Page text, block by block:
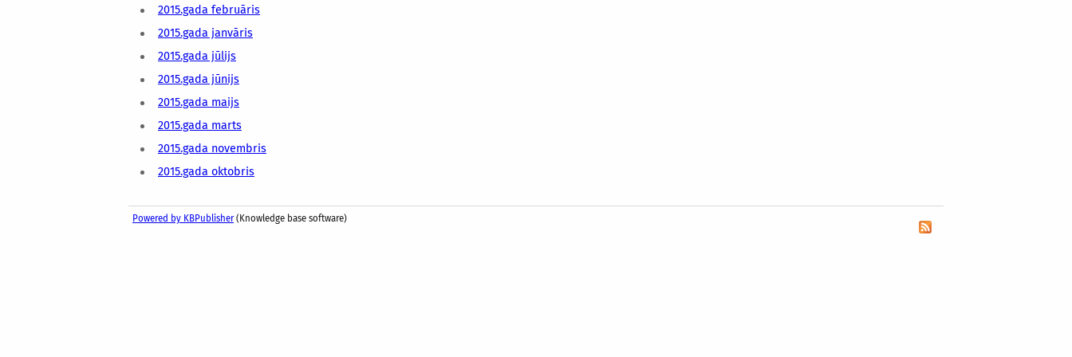
2015.gada februāris
2015.gada janvāris
2015.gada jūlijs
2015.gada jūnijs
2015.gada maijs
2015.gada marts
2015.gada novembris
2015.gada oktobris
Powered by KBPublisher (Knowledge base software)